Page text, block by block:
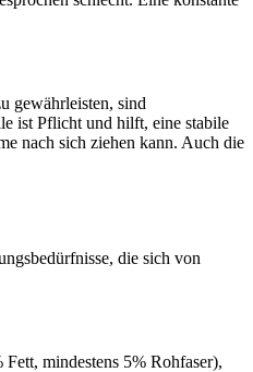
gewährleisten, sind
ist Pflicht und hilft, eine stabile
nach sich ziehen kann. Auch die
die sich von
mindestens 5% Rohfaser),